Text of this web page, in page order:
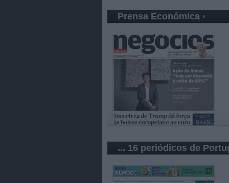
Prensa Económica
... 16 periódicos de